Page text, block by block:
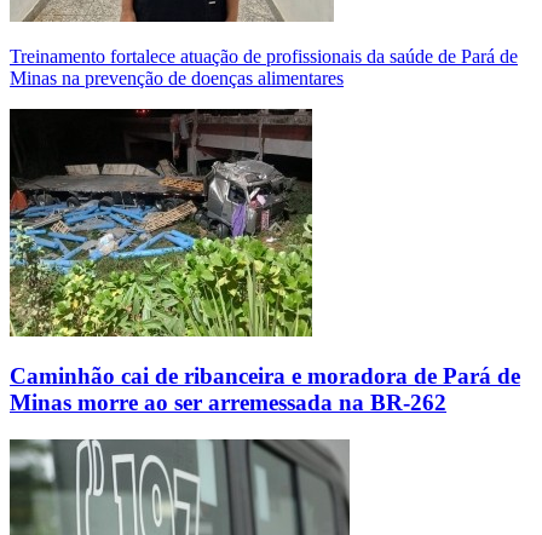
Treinamento fortalece atuação de profissionais da saúde de Pará de
Minas na prevenção de doenças alimentares
Caminhão cai de ribanceira e moradora de Pará de
Minas morre ao ser arremessada na BR-262